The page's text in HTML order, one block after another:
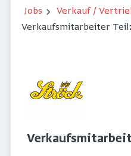
Jobs
Verkauf /
Verkaufsmitarbeiter